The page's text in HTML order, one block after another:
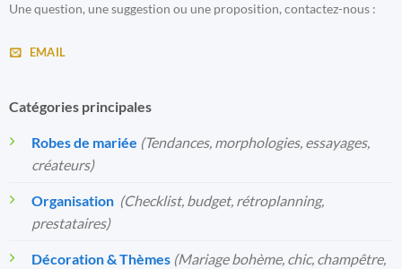
Une question, une suggestion ou une proposition, contactez-nous :
EMAIL
Catégories principales
Robes de mariée (Tendances, morphologies, essayages,
créateurs)
Organisation️ (Checklist, budget, rétroplanning,
prestataires)
Décoration & Thèmes (Mariage bohème, chic, champêtre,